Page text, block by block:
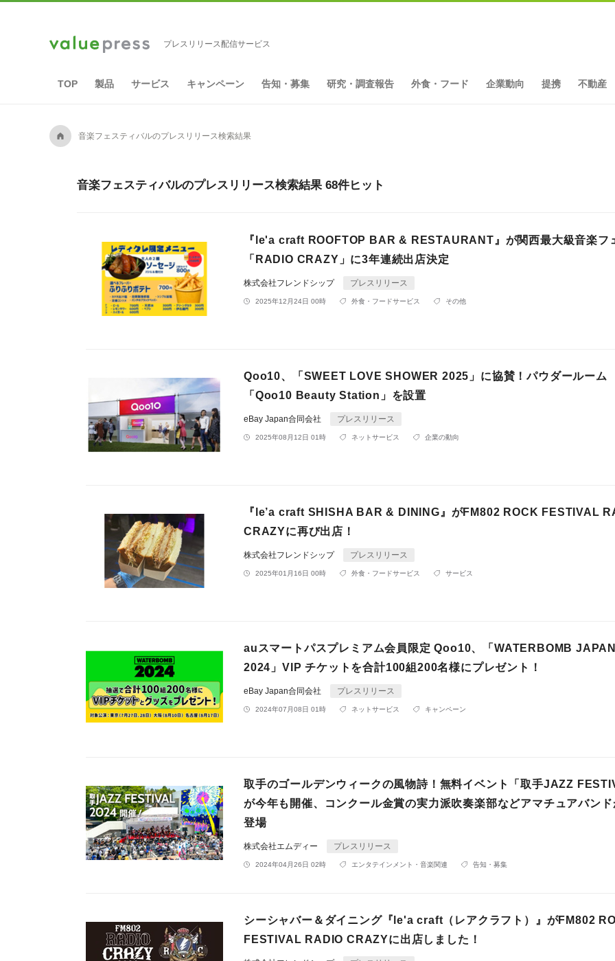
プレスリリース配信サービス
TOP 製品 サービス キャンペーン 告知・募集 研究・調査報告 外食・フード 企業動向 提携 不動産
A 音楽フェスティバルのプレスリリース検索結果
音楽フェスティバルのプレスリリース検索結果 68件ヒット
『le'a craft ROOFTOP BAR & RESTAURANT』が関西最大級音楽フ
「RADIO CRAZY」に3年連続出店決定
株式会社フレンドシップ プレスリリース
2025年12月24日 00時 外食・フードサービス その他
Qoo10、「SWEET LOVE SHOWER 2025」に協賛！パウダールーム
「Qoo10 Beauty Station」を設置
eBay Japan合同会社 プレスリリース
2025年08月12日 01時 ネットサービス 企業の動向
『le’a craft SHISHA BAR & DINING』がFM802 ROCK FESTIVAL
CRAZYに再び出店！
株式会社フレンドシップ プレスリリース
2025年01月16日 00時 外食・フードサービス サービス
auスマートパスプレミアム会員限定 Qoo10、「WATERBOMB
2024」VIP チケットを合計100組200名様にプレゼント！
eBay Japan合同会社 プレスリリース
2024年07月08日 01時 ネットサービス キャンペーン
取手のゴールデンウィークの風物詩！無料イベント「取手JAZZ
が今年も開催、コンクール金賞の実力派吹奏楽部などアマチュアバン
登場
株式会社エムディー プレスリリース
2024年04月26日 02時 エンタテインメント・音楽関連 告知・募集
シーシャバー＆ダイニング『le'a craft（レアクラフト）』がFM802
FESTIVAL RADIO CRAZYに出店しました！